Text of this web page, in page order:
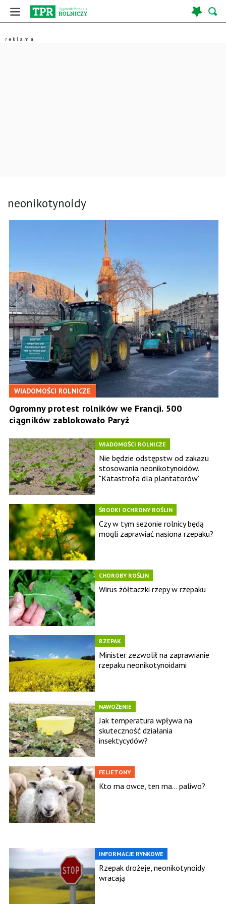
neonikotynoidy
WIADOMOŚCI ROLNICZE
Ogromny protest rolników we Francji. 500
ciągników zablokowało Paryż
WIADOMOŚCI ROLNICZE
Nie będzie odstępstw od zakazu
stosowania neonikotynoidów.
"Katastrofa dla plantatorów”
ŚRODKI OCHRONY ROŚLIN
Czy w tym sezonie rolnicy będą
mogli zaprawiać nasiona rzepaku?
CHOROBY ROŚLIN
Wirus żółtaczki rzepy w rzepaku
RZEPAK
Minister zezwolił na zaprawianie
rzepaku neonikotynoidami
NAWOŻENIE
Jak temperatura wpływa na
skuteczność działania
insektycydów?
FELIETONY
Kto ma owce, ten ma... paliwo?
INFORMACJE RYNKOWE
Rzepak drożeje, neonikotynoidy
wracają